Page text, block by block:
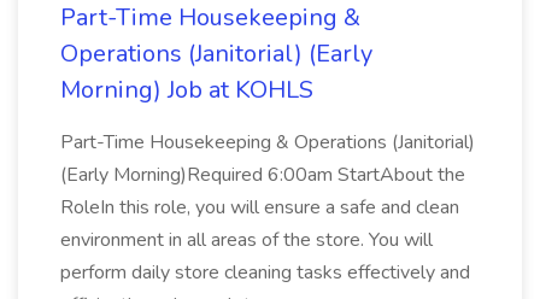
Part-Time Housekeeping &
Operations (Janitorial) (Early
Morning) Job at KOHLS
Part-Time Housekeeping & Operations (Janitorial)
(Early Morning)Required 6:00am StartAbout the
RoleIn this role, you will ensure a safe and clean
environment in all areas of the store. You will
perform daily store cleaning tasks effectively and